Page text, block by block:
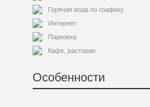
Горячая вода по графику
Интернет
Парковка
Кафе, расторан
Особенности